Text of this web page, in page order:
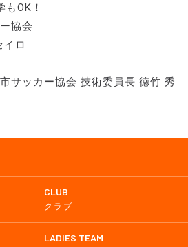
CLUB
クラブ
LADIES TEAM
OK！
協会
イロ
サッカー協会 技術委員長 徳竹 秀